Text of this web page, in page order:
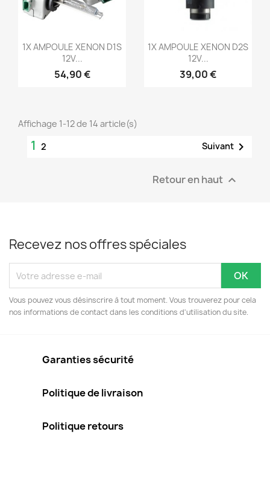
Aperçu rapide
1X AMPOULE XENON D1S
12V...
54,90 €
Aperçu rapide
1X AMPOULE XENON D2S
12V...
39,00 €
Affichage 1-12 de 14 article(s)
1 2 Suivant 
Retour en haut 
Recevez nos offres spéciales
Vous pouvez vous désinscrire à tout moment. Vous trouverez pour cela
nos informations de contact dans les conditions d'utilisation du site.
Garanties sécurité
Politique de livraison
Politique retours